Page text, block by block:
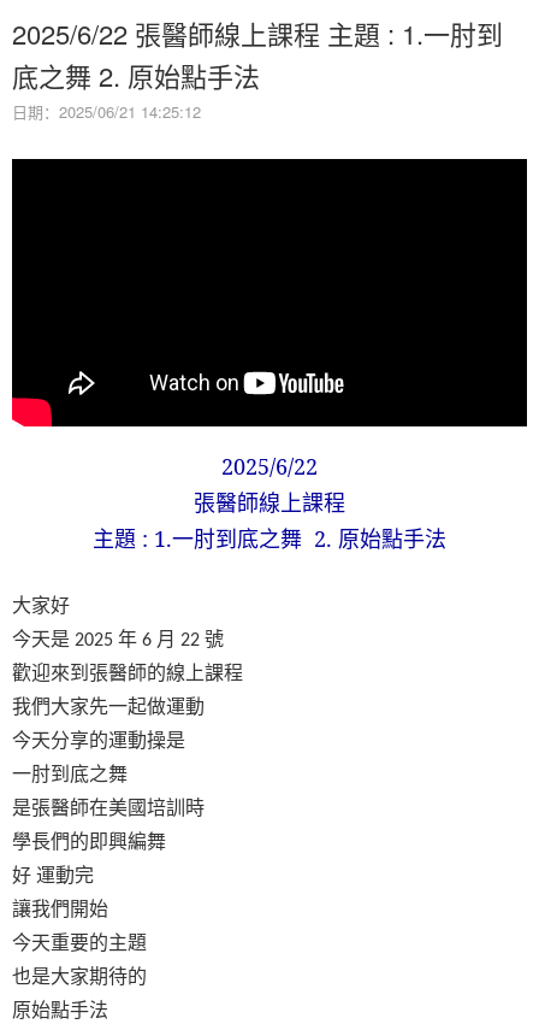
2025/6/22 張醫師線上課程 主題 : 1.一肘到
底之舞 2. 原始點手法
日期：2025/06/21 14:25:12
2025/6/22
張醫師線上課程
主題 : 1.一肘到底之舞 2. 原始點手法
大家好
今天是 2025 年 6 月 22 號
歡迎來到張醫師的線上課程
我們大家先一起做運動
今天分享的運動操是
一肘到底之舞
是張醫師在美國培訓時
學長們的即興編舞
好運動完
讓我們開始
今天重要的主題
也是大家期待的
原始點手法